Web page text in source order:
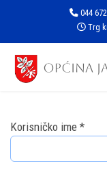
044
Trg
Korisničko ime *